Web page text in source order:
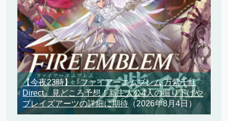
【今夜23時】『ファイアーエムブレム 万紫千紅
Direct』見どころ予想！新主人公4人の掘り下げや
ブレイズアーツの詳細に期待 （2026年8月4日）